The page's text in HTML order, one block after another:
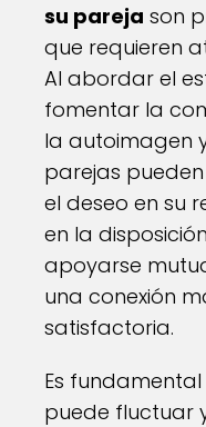
su pareja son
que requieren
Al abordar el
fomentar la
la autoimagen
parejas
el deseo en su
en la
apoyarse
una conexión
satisfactoria.
Es
puede fluctuar